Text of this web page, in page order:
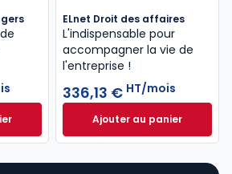
des étrangers à 220,75 €HT/mois
ELnet Droit des affaires
L'indispensable pour
accompagner la vie de
l'entreprise !
336,13 € HT/mois
Ajouter au panier
ELnet Droit des